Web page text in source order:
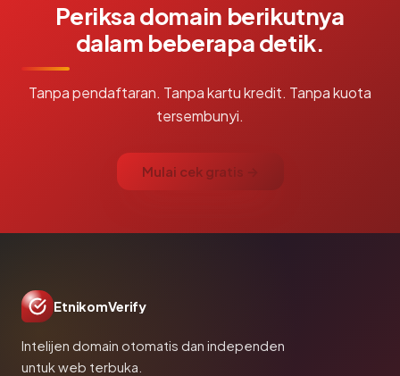
Periksa domain berikutnya
dalam beberapa detik.
Tanpa pendaftaran. Tanpa kartu kredit. Tanpa kuota
tersembunyi.
Mulai cek gratis →
EtnikomVerify
Intelijen domain otomatis dan independen
untuk web terbuka.